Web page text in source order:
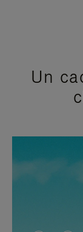
Un